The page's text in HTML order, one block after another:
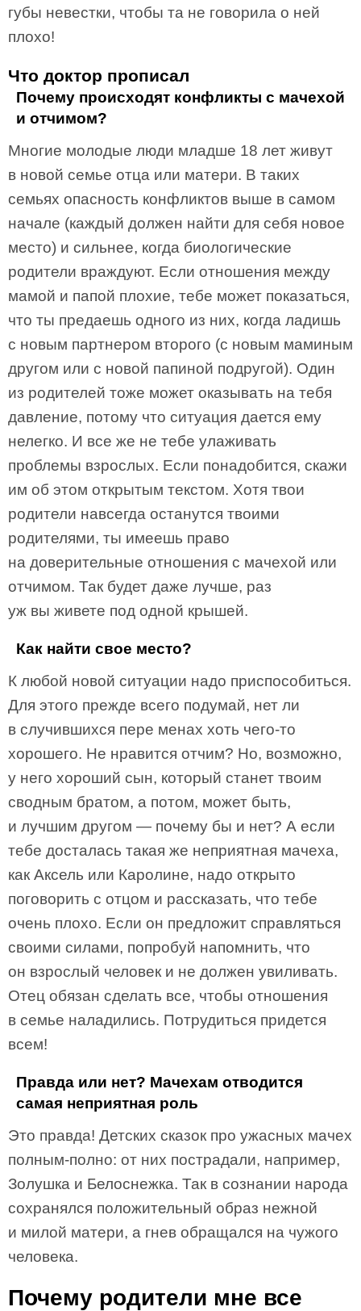
губы невестки, чтобы та не говорила о ней
плохо!
Что доктор прописал
Почему происходят конфликты с мачехой
и отчимом?
Многие молодые люди младше 18 лет живут
в новой семье отца или матери. В таких
семьях опасность конфликтов выше в самом
начале (каждый должен найти для себя новое
место) и сильнее, когда биологические
родители враждуют. Если отношения между
мамой и папой плохие, тебе может показаться,
что ты предаешь одного из них, когда ладишь
с новым партнером второго (с новым маминым
другом или с новой папиной подругой). Один
из родителей тоже может оказывать на тебя
давление, потому что ситуация дается ему
нелегко. И все же не тебе улаживать
проблемы взрослых. Если понадобится, скажи
им об этом открытым текстом. Хотя твои
родители навсегда останутся твоими
родителями, ты имеешь право
на доверительные отношения с мачехой или
отчимом. Так будет даже лучше, раз
уж вы живете под одной крышей.
Как найти свое место?
К любой новой ситуации надо приспособиться.
Для этого прежде всего подумай, нет ли
в случившихся пере­ менах хоть чего-то
хорошего. Не нравится отчим? Но, возможно,
у него хороший сын, который станет твоим
сводным братом, а потом, может быть,
и лучшим другом — почему бы и нет? А если
тебе досталась такая же неприятная мачеха,
как Аксель или Каролине, надо открыто
поговорить с отцом и рассказать, что тебе
очень плохо. Если он предложит справляться
своими силами, попро­буй напомнить, что
он взрослый человек и не должен увиливать.
Отец обязан сделать все, чтобы отношения
в семье наладились. Потрудиться придется
всем!
Правда или нет? Мачехам отводится
самая неприятная роль
Это правда! Детских сказок про ужасных мачех
полным-полно: от них пострадали, например,
Золушка и Белоснежка. Так в сознании народа
сохранялся положительный образ нежной
и милой матери, а гнев обращался на чужого
человека.
Почему родители мне все